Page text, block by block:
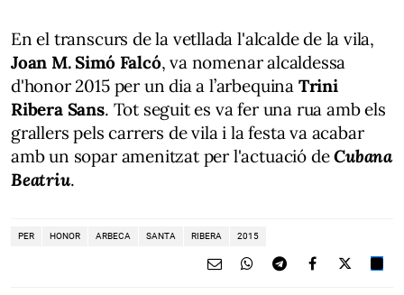
En el transcurs de la vetllada l'alcalde de la vila,
Joan M. Simó Falcó, va nomenar alcaldessa
d'honor 2015 per un dia a l’arbequina Trini
Ribera Sans. Tot seguit es va fer una rua amb els
grallers pels carrers de vila i la festa va acabar
amb un sopar amenitzat per l'actuació deCubana
Beatriu.
PER HONOR ARBECA SANTA RIBERA 2015